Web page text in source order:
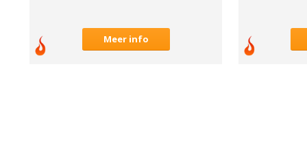
Meer info